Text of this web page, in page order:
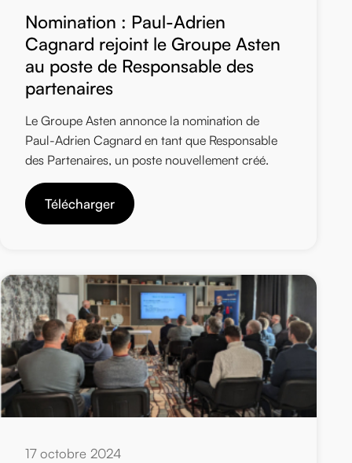
Nomination : Paul-Adrien
Cagnard rejoint le Groupe Asten
au poste de Responsable des
partenaires
Le Groupe Asten annonce la nomination de
Paul-Adrien Cagnard en tant que Responsable
des Partenaires, un poste nouvellement créé.
Télécharger
17 octobre 2024